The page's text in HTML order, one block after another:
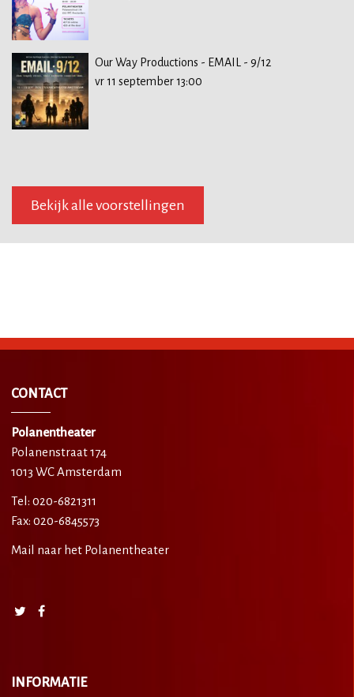
Our Way Productions - EMAIL - 9/12
vr 11 september 13:00
Bekijk alle voorstellingen
CONTACT
Polanentheater
Polanenstraat 174
1013 WC Amsterdam
Tel: 020-6821311
Fax: 020-6845573
Mail naar het Polanentheater
INFORMATIE